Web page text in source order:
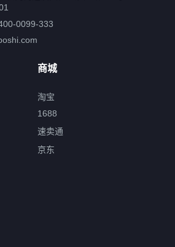
列
0099-333
商城
淘宝
1688
速卖通
京东